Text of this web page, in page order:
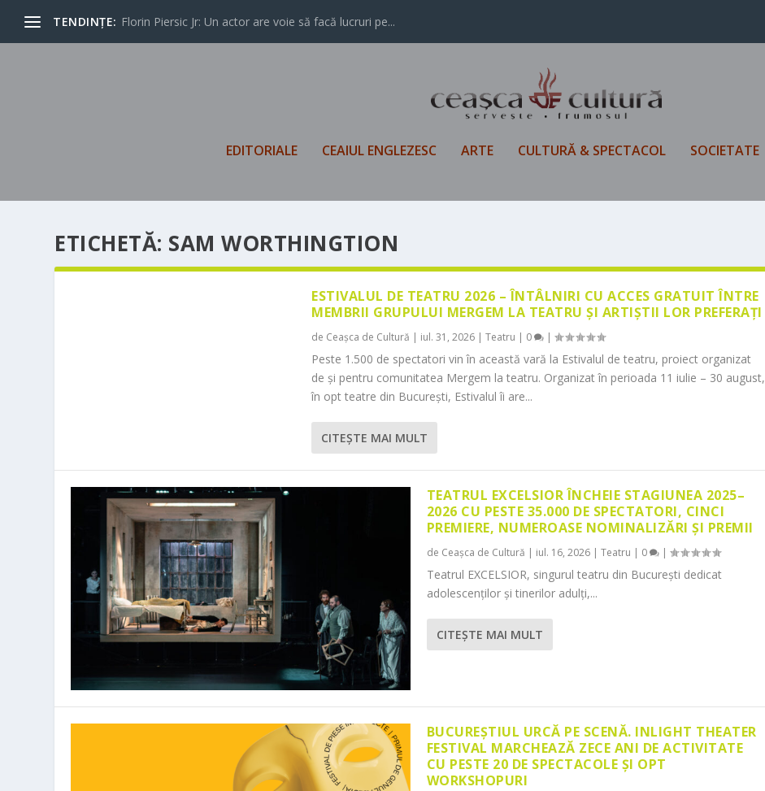
TENDINȚE: Florin Piersic Jr: Un actor are voie să facă lucruri pe...
EDITORIALE CEAIUL ENGLEZESC ARTE CULTURĂ & SPECTACOL SOCIETATE
ETICHETĂ: SAM WORTHINGTION
ESTIVALUL DE TEATRU 2026 – ÎNTÂLNIRI CU ACCES GRATUIT ÎNTRE
MEMBRII GRUPULUI MERGEM LA TEATRU ȘI ARTIȘTII LOR PREFERAȚI
de Ceașca de Cultură | iul. 31, 2026 |Teatru | 0 |
Peste 1.500 de spectatori vin în această vară la Estivalul de teatru, proiect organizat
de și pentru comunitatea Mergem la teatru. Organizat în perioada 11 iulie – 30 august,
în opt teatre din București, Estivalul îi are...
CITEŞTE MAI MULT
TEATRUL EXCELSIOR ÎNCHEIE STAGIUNEA 2025–
2026 CU PESTE 35.000 DE SPECTATORI, CINCI
PREMIERE, NUMEROASE NOMINALIZĂRI ȘI PREMII
de Ceașca de Cultură | iul. 16, 2026| Teatru | 0 |
Teatrul EXCELSIOR, singurul teatru din București dedicat
adolescenților și tinerilor adulți,...
CITEŞTE MAI MULT
BUCUREȘTIUL URCĂ PE SCENĂ. INLIGHT THEATER
FESTIVAL MARCHEAZĂ ZECE ANI DE ACTIVITATE
CU PESTE 20 DE SPECTACOLE ȘI OPT
WORKSHOPURI